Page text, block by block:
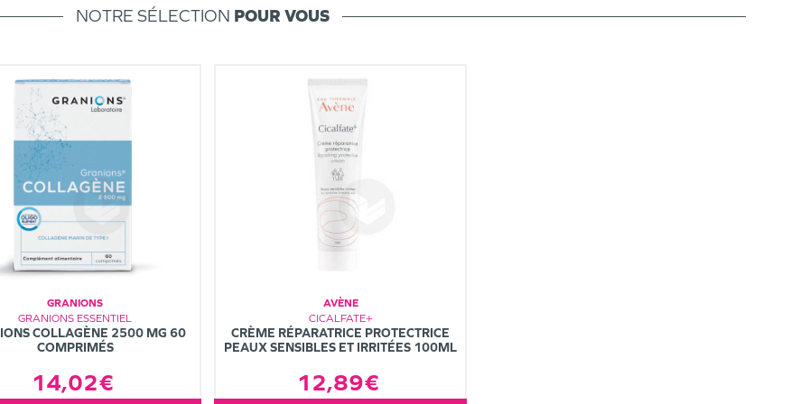
NOTRE SÉLECTION POUR VOUS
GRANIONS
GRANIONS ESSENTIEL
COLLAGÈNE 2500 MG 60
COMPRIMÉS
14,02€
AVÈNE
CICALFATE+
CRÈME RÉPARATRICE PROTECTRICE
PEAUX SENSIBLES ET IRRITÉES 100ML
12,89€